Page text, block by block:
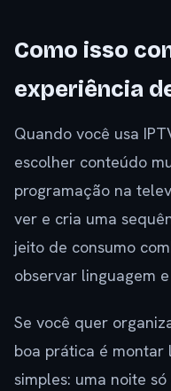
Como isso
experiência
Quando você usa
escolher conteúdo
programação na
ver e cria uma
jeito de consumo
observar linguagem
Se você quer
boa prática é montar
simples: uma noite